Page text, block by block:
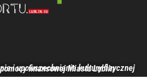
fizycznej realizowane jest przy pomocy finansowej Miasta Lublin